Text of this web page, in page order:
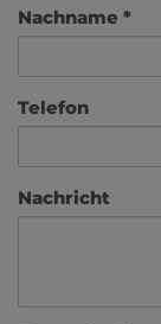
Nachname
Telefon
Nachricht